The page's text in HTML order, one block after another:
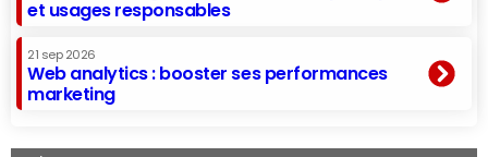
et usages responsables
21 sep 2026
Web analytics : booster ses performances
marketing